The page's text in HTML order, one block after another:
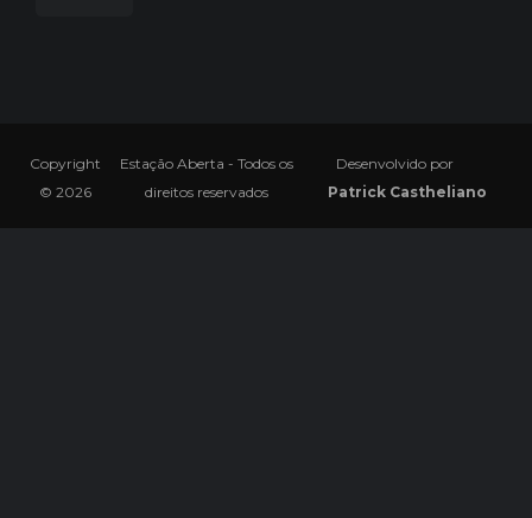
Copyright
© 2026
Estação Aberta - Todos os
direitos reservados
Desenvolvido por
Patrick Castheliano